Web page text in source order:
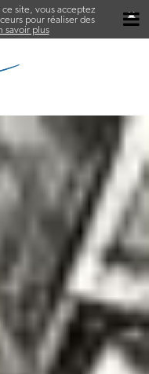
site, vous acceptez
pour réaliser des
savoir plus
✖